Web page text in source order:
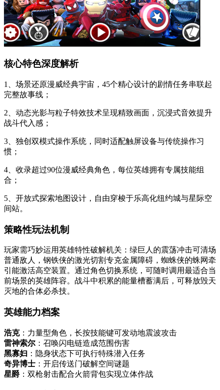
核心特色深度解析
1、场景还原漫威经典宇宙，45个精心设计的剧情任务串联起
完整故事线；
2、动态光影与粒子特效技术呈现精致画面，沉浸式音效提升
战斗代入感；
3、独创双模式操作系统，同时适配触屏设备与传统操作习
惯；
4、收录超过90位漫威经典角色，每位英雄拥有专属技能组
合；
5、开放式探索地图设计，自由穿梭于乐高化纽约城与星际空
间站。
策略性玩法机制
玩家需巧妙运用英雄特性破解机关：绿巨人的震荡冲击可清场
普通敌人，钢铁侠的激光切割专克金属障碍，蜘蛛侠的蛛网牵
引能激活高空装置。通过角色切换系统，可随时调用最适合当
前场景的英雄阵容。战斗中积累的能量槽蓄满后，可释放毁天
灭地的合体必杀技。
英雄能力档案
浩克：力量型角色，长按技能键可发动地震波攻击
雷神索尔 ：召唤闪电链造成范围伤害
黑寡妇 ：隐身状态下可执行特殊潜入任务
奇异博士 ：开启传送门破解空间谜题
星爵 ：双枪射击配合火箭背包实现立体作战